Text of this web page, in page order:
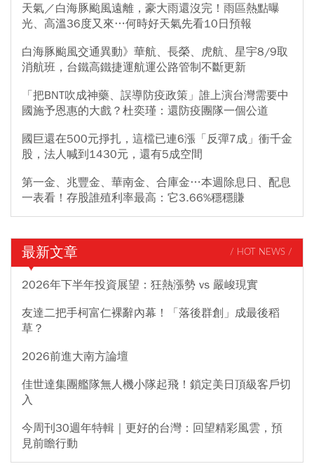
天氣／白海豚颱風遠離，豪大雨還沒完！雨區熱點曝
光、高溫36度又來…何時好天氣先看10日預報
白海豚颱風交通異動》華航、長榮、虎航、星宇8/9取
消航班，台鐵高鐵捷運航運公路管制不斷更新
「把BNT吹成神藥、誤導防疫政策」誰上演台灣需要中
國施予恩惠的大戲？杜奕瑾：還防疫團隊一個公道
國巨還在500元掙扎，這檔已連6漲「反彈7成」衝千金
股，法人喊到1430元，還有5成空間
第一金、兆豐金、華南金、合庫金…本週除息日、配息
一表看！存股誰殖利率最高：它3.66%穩穩賺
最新文章 / HOT NEWS /
2026年下半年投資展望：狂熱漲勢 vs 嚴峻現實
友達二把手柯富仁裸辭內幕！「落後群創」成最後稻
草？
2026前進大南方論壇
佳世達集團艦隊無人機小隊起飛！鎖定美日頂級客戶切
入
今周刊30週年特輯｜更好的台灣：回望精彩風雲，預
見前瞻行動